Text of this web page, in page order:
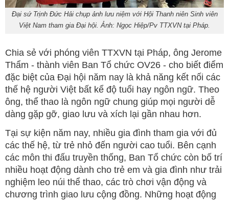
Đại sứ Trịnh Đức Hải chụp ảnh lưu niệm với Hội Thanh niên Sinh viên
Việt Nam tham gia Đại hội. Ảnh: Ngọc Hiệp/Pv TTXVN tại Pháp.
Chia sẻ với phóng viên TTXVN tại Pháp, ông Jerome
Thẩm - thành viên Ban Tổ chức OV26 - cho biết điểm
đặc biệt của Đại hội năm nay là khả năng kết nối các
thế hệ người Việt bất kể độ tuổi hay ngôn ngữ. Theo
ông, thể thao là ngôn ngữ chung giúp mọi người dễ
dàng gặp gỡ, giao lưu và xích lại gần nhau hơn.
Tại sự kiện năm nay, nhiều gia đình tham gia với đủ
các thế hệ, từ trẻ nhỏ đến người cao tuổi. Bên cạnh
các môn thi đấu truyền thống, Ban Tổ chức còn bố trí
nhiều hoạt động dành cho trẻ em và gia đình như trải
nghiệm leo núi thể thao, các trò chơi vận động và
chương trình giao lưu cộng đồng. Những hoạt động